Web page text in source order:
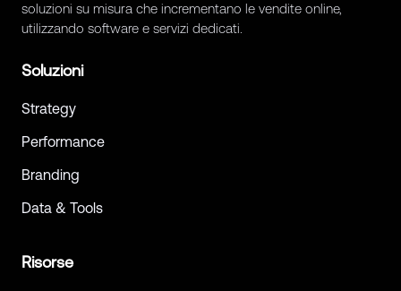
soluzioni su misura che incrementano le vendite online,
utilizzando software e servizi dedicati.
Soluzioni
Strategy
Performance
Branding
Data & Tools
Risorse